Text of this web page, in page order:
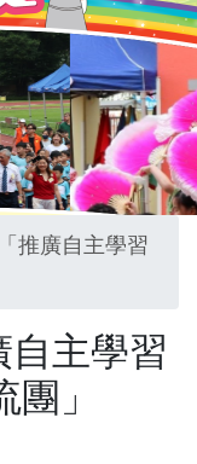
推廣自主學習
自主學習
」